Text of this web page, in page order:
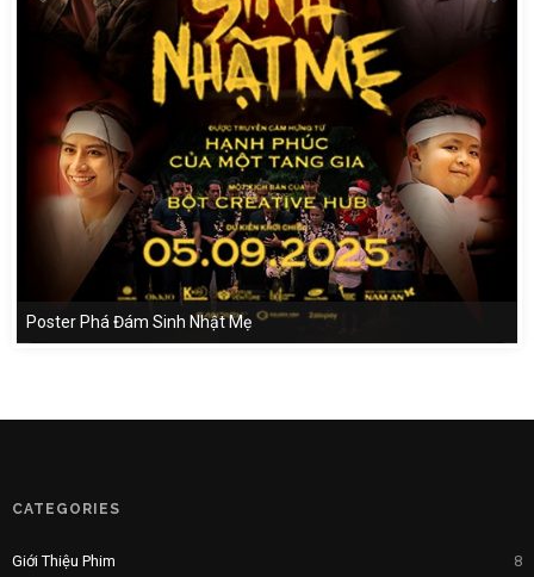
Poster Phá Đám Sinh Nhật Mẹ
CATEGORIES
Giới Thiệu Phim 8